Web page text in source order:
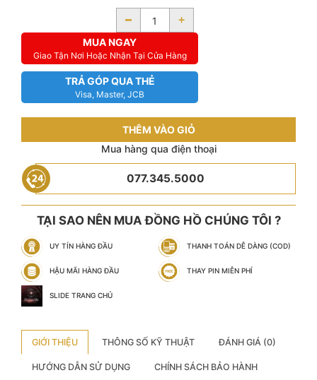
- +
MUA NGAY
Giao Tận Nơi Hoặc Nhận Tại Cửa Hàng
TRẢ GÓP QUA THẺ
Visa, Master, JCB
THÊM VÀO GIỎ
Mua hàng qua điện thoại
077.345.5000
TẠI SAO NÊN MUA ĐỒNG HỒ CHÚNG TÔI ?
UY TÍN HÀNG ĐẦU THANH TOÁN DỄ DÀNG (COD)
HẬU MÃI HÀNG ĐẦU THAY PIN MIỄN PHÍ
SLIDE TRANG CHỦ
GIỚI THIỆU THÔNG SỐ KỸ THUẬT ĐÁNH GIÁ (0)
HƯỚNG DẪN SỬ DỤNG CHÍNH SÁCH BẢO HÀNH